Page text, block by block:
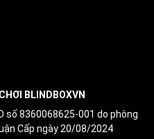
BLINDBOXVN
số 8360068625-001 do phòng
Cấp ngày 20/08/2024